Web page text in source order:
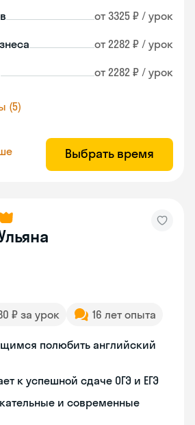
от 3325 ₽ / урок
от 2282 ₽ / урок
от 2282 ₽ / урок
(5)
Выбрать время
₽ за урок 16 лет опыта
полюбить английский
к успешной сдаче ОГЭ и ЕГЭ
и современные